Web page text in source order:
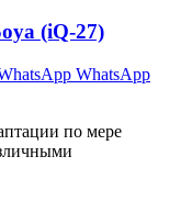
(iQ-27)
WhatsApp
по мере